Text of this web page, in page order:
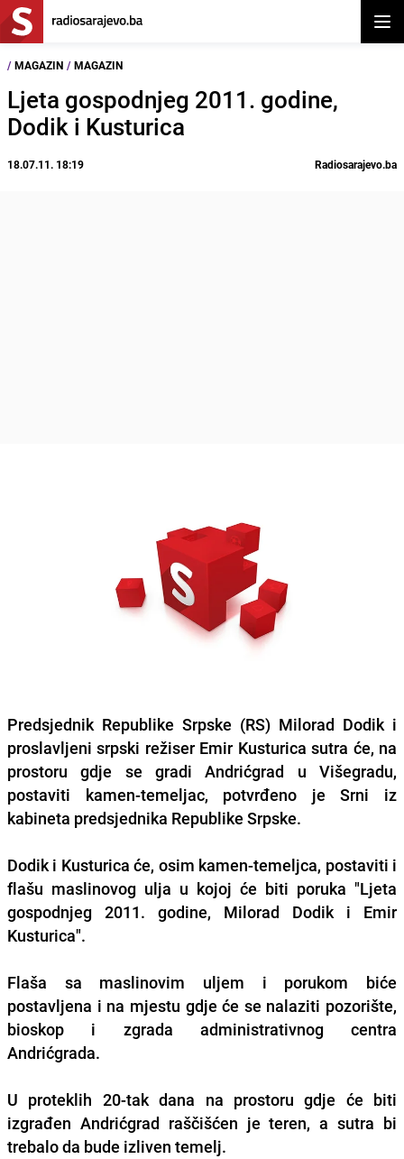
/ MAGAZIN / MAGAZIN
Ljeta gospodnjeg 2011. godine,
Dodik i Kusturica
18.07.11. 18:19 Radiosarajevo.ba
Predsjednik Republike Srpske (RS) Milorad Dodik i
proslavljeni srpski režiser Emir Kusturica sutra će, na
prostoru gdje se gradi Andrićgrad u Višegradu,
postaviti kamen-temeljac, potvrđeno je Srni iz
kabineta predsjednika Republike Srpske.
Dodik i Kusturica će, osim kamen-temeljca, postaviti i
flašu maslinovog ulja u kojoj će biti poruka "Ljeta
gospodnjeg 2011. godine, Milorad Dodik i Emir
Kusturica".
Flaša sa maslinovim uljem i porukom biće
postavljena i na mjestu gdje će se nalaziti pozorište,
bioskop i zgrada administrativnog centra
Andrićgrada.
U proteklih 20-tak dana na prostoru gdje će biti
izgrađen Andrićgrad raščišćen je teren, a sutra bi
trebalo da bude izliven temelj.